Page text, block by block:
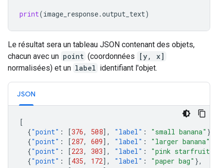
print(image_response.output_text)
Le résultat sera un tableau JSON contenant des objets,
chacun avec un point (coordonnées
[y, x]
normalisées) et un label identifiant l'objet.
JSON
[
{"point" : [376, 508], "label" : "small banana" },
{"point" : [287, 609], "label" : "larger banana"
{"point" : [223, 303], "label" : "pink starfruit"
{"point" : [435, 172], "label" : "paper bag" },